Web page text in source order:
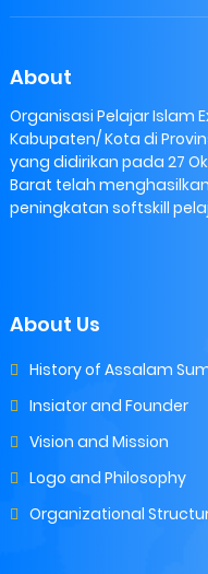
About
Organisasi Pelajar Islam
Kabupaten/ Kota di
yang didirikan pada 27
Barat telah
peningkatan softskill
About Us
History of Assalam
Insiator and Founder
Vision and Mission
Logo and Philosophy
Organizational